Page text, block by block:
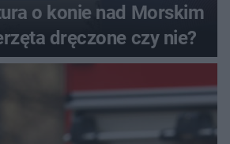
o konie nad Morskim
dręczone czy nie?